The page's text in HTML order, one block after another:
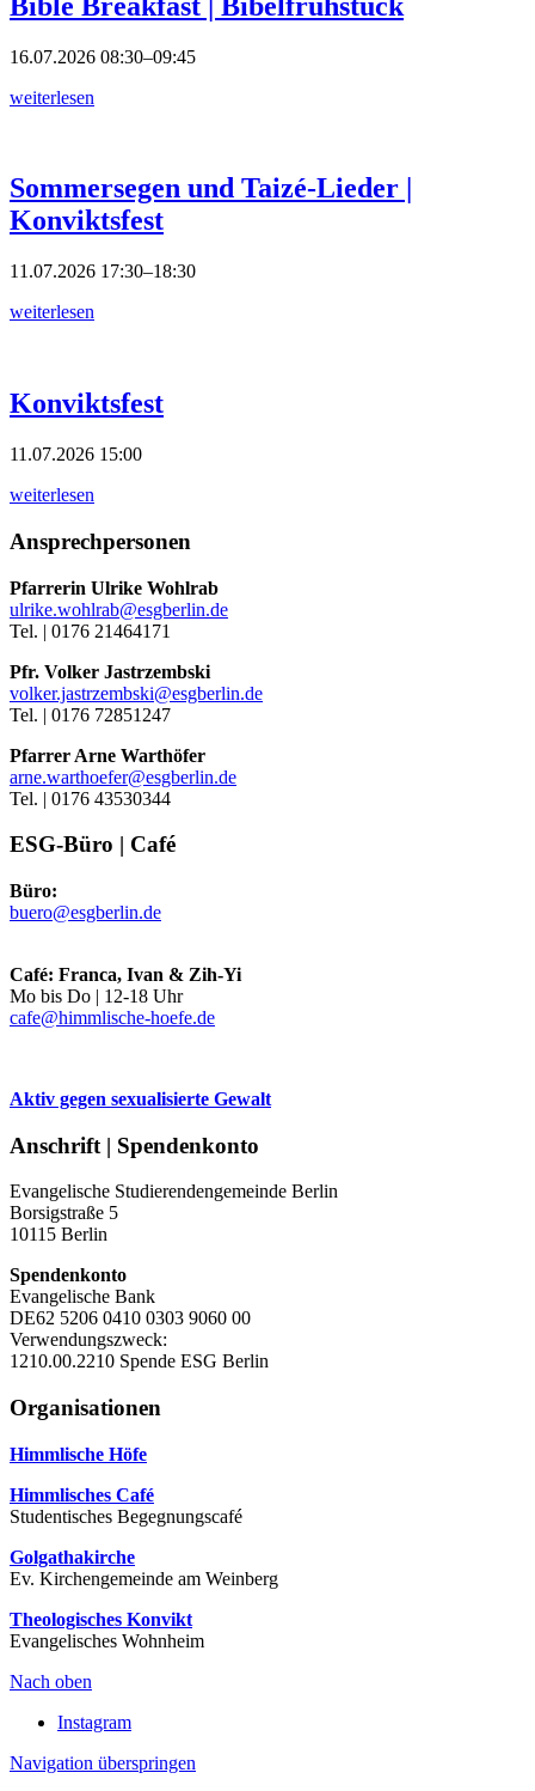
16.07.2026 08:30–09:45
weiterlesen
Sommersegen und Taizé-Lieder |
Konviktsfest
11.07.2026 17:30–18:30
weiterlesen
Konviktsfest
11.07.2026 15:00
weiterlesen
Ansprechpersonen
Pfarrerin Ulrike Wohlrab
ulrike.wohlrab@esgberlin.de
Tel. | 0176 21464171
Pfr. Volker Jastrzembski
volker.jastrzembski@esgberlin.de
Tel. | 0176 72851247
Pfarrer Arne Warthöfer
arne.warthoefer@esgberlin.de
Tel. | 0176 43530344
ESG-Büro | Café
Büro:
buero@esgberlin.de
Café: Franca, Ivan & Zih-Yi
Mo bis Do | 12-18 Uhr
cafe@himmlische-hoefe.de
Aktiv gegen sexualisierte Gewalt
Anschrift | Spendenkonto
Evangelische Studierendengemeinde Berlin
Borsigstraße 5
10115 Berlin
Spendenkonto
Evangelische Bank
DE62 5206 0410 0303 9060 00
Verwendungszweck:
1210.00.2210 Spende ESG Berlin
Organisationen
Himmlische Höfe
Himmlisches Café
Studentisches Begegnungscafé
Golgathakirche
Ev. Kirchengemeinde am Weinberg
Theologisches Konvikt
Evangelisches Wohnheim
Nach oben
Instagram
Navigation überspringen